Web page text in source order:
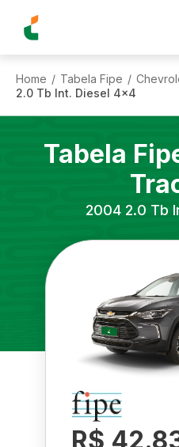
Home / Tabela Fipe /
2.0 Tb Int. Diesel 4x4
Tabela
2004 2.0 Tb
R$